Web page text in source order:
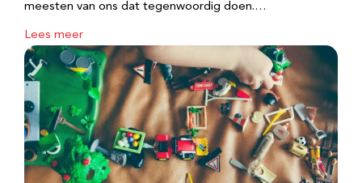
meesten van ons dat tegenwoordig doen.…
Lees meer